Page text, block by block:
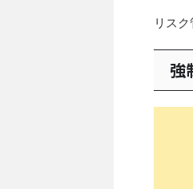
リス
強